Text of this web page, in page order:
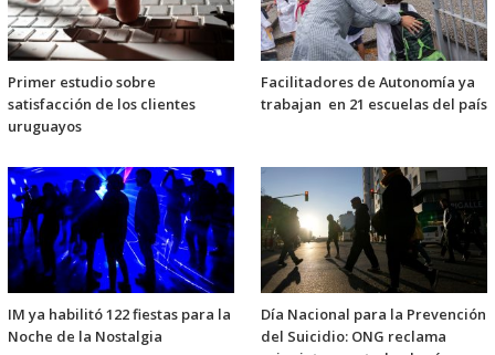
Primer estudio sobre
satisfacción de los clientes
uruguayos
Facilitadores de Autonomía ya
trabajan en 21 escuelas del país
IM ya habilitó 122 fiestas para la
Noche de la Nostalgia
Día Nacional para la Prevención
del Suicidio: ONG reclama